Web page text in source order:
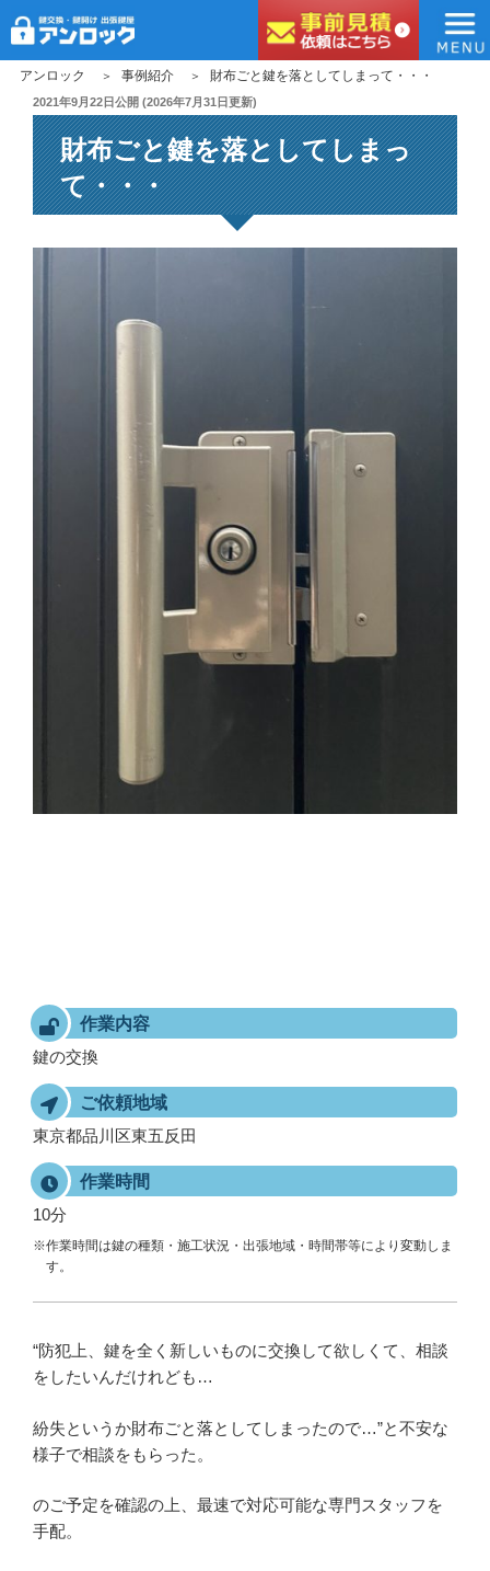
アンロック
アンロック 事例紹介 財布ごと鍵を落としてしまって・・・
投
稿
日:
2021年9月22日公開 (2026年7月31日更新)
財布ごと鍵を落としてしまっ
て・・・
作業内容
鍵の交換
ご依頼地域
東京都品川区東五反田
作業時間
10分
※作業時間は鍵の種類・施工状況・出張地域・時間帯等により変動しま
す。
“防犯上、鍵を全く新しいものに交換して欲しくて、相談
をしたいんだけれども …
紛失というか財布ごと落としてしまったので…”と不安な
様子で相談をもらった。
のご予定を確認の上、最速で対応可能な専門スタッフを
手配。